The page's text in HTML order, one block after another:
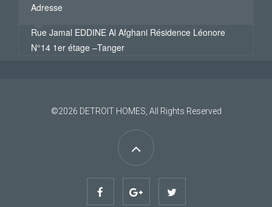
Adresse
Rue Jamal EDDINE Al Afghani Résidence Léonore
N°14 1er étage –Tanger
©2026 DETROIT HOMES , All Rights Reserved